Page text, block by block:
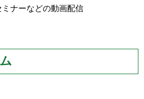
ナーなどの動画配信